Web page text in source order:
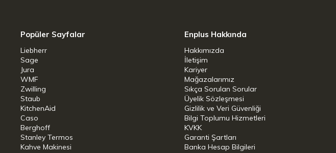
Bulaşık makinesinde yıkamaya uygundur ancak elde yıkamanızı öneririz.
Popüler Sayfalar
Liebherr
Sage
Jura
WMF
Zwilling
Staub
KitchenAid
Caso
Berghoff
Stanley Termos
Kahve Makinesi
Enplus Hakkında
Hakkımızda
İletişim
Kariyer
Mağazalarımız
Sıkça Sorulan Sorular
Üyelik Sözleşmesi
Gizlilik ve Veri Güvenliği
Bilgi Toplumu Hizmetleri
KVKK
Garanti Şartları
Banka Hesap Bilgileri